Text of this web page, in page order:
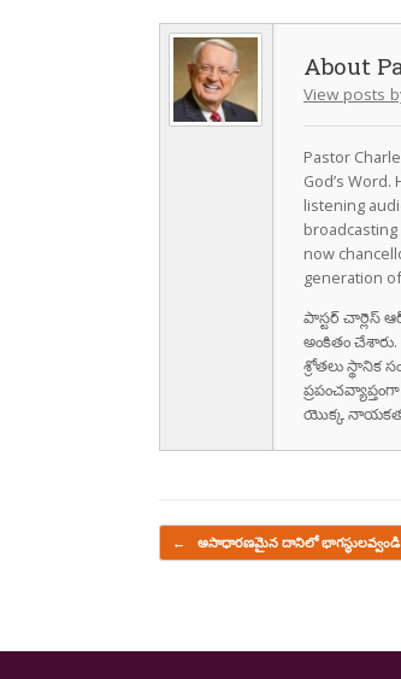
View posts
Pastor
God’s
listening
now
generation
పాస్టర్ చార్లెస్
అంకితం
శ్రోతలు స్థానిక
యొక్క నాయకత్వం
Post navigation
← అసాధారణమైన దానిలో